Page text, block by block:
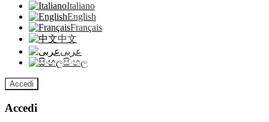
Italiano
English
Français
中文
عربى
සිංහල
Accedi
Accedi